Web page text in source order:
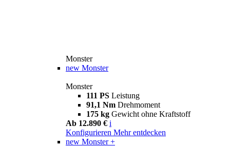
Monster
new Monster
Monster
111 PS Leistung
91,1 Nm Drehmoment
175 kg Gewicht ohne Kraftstoff
Ab 12.890 € i
Konfigurieren Mehr entdecken
new Monster +